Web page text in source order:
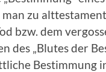
zu
bzw. dem
des „Blutes der
Bestimmung